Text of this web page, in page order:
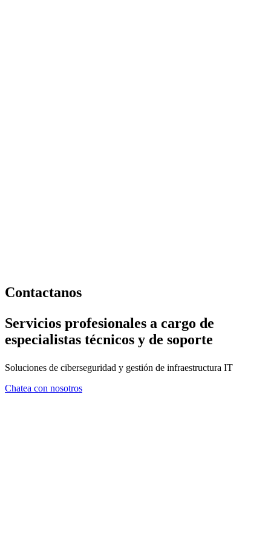
Contactanos
Servicios profesionales a cargo de
especialistas técnicos y de soporte
Soluciones de ciberseguridad y gestión de infraestructura IT
Chatea con nosotros